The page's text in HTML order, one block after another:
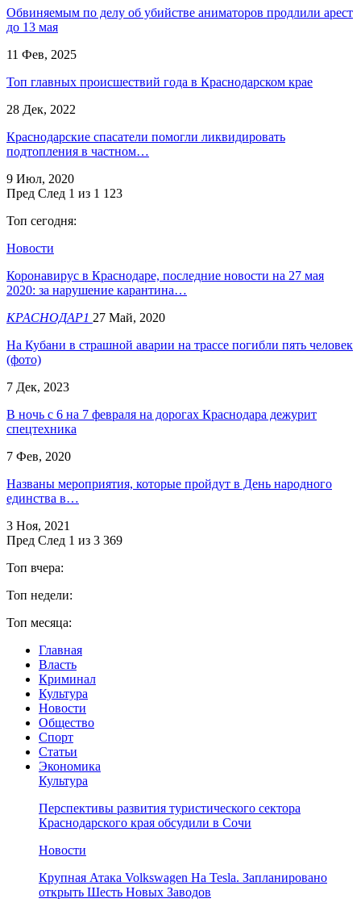
Обвиняемым по делу об убийстве аниматоров продлили арест
до 13 мая
11 Фев, 2025
Топ главных происшествий года в Краснодарском крае
28 Дек, 2022
Краснодарские спасатели помогли ликвидировать
подтопления в частном…
9 Июл, 2020
Пред След 1 из 1 123
Топ сегодня:
Новости
Коронавирус в Краснодаре, последние новости на 27 мая
2020: за нарушение карантина…
КРАСНОДАР1 27 Май, 2020
На Кубани в страшной аварии на трассе погибли пять человек
(фото)
7 Дек, 2023
В ночь с 6 на 7 февраля на дорогах Краснодара дежурит
спецтехника
7 Фев, 2020
Названы мероприятия, которые пройдут в День народного
единства в…
3 Ноя, 2021
Пред След 1 из 3 369
Топ вчера:
Топ недели:
Топ месяца:
Главная
Власть
Криминал
Культура
Новости
Общество
Спорт
Статьи
Экономика
Культура
Перспективы развития туристического сектора
Краснодарского края обсудили в Сочи
Новости
Крупная Атака Volkswagen На Tesla. Запланировано
открыть Шесть Новых Заводов